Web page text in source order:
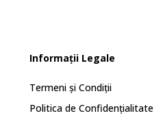
Informații Legale
Termeni și Condiții
Politica de Confidențialitate